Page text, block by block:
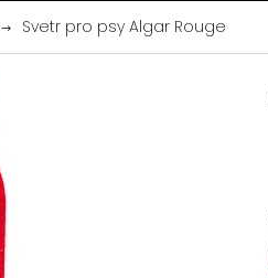
Svetr pro psy Algar Rouge